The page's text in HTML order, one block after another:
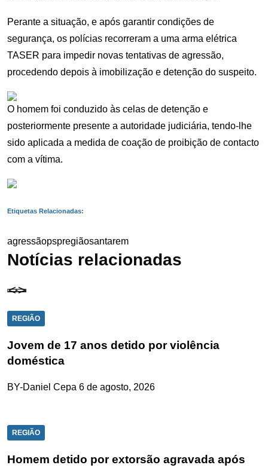
Perante a situação, e após garantir condições de
segurança, os polícias recorreram a uma arma elétrica
TASER para impedir novas tentativas de agressão,
procedendo depois à imobilização e detenção do suspeito.
O homem foi conduzido às celas de detenção e
posteriormente presente a autoridade judiciária, tendo-lhe
sido aplicada a medida de coação de proibição de contacto
com a vítima.
Etiquetas Relacionadas:
agressãopspregiãosantarem
Notícias relacionadas
REGIÃO
Jovem de 17 anos detido por violência
doméstica
BY-Daniel Cepa 6 de agosto, 2026
REGIÃO
Homem detido por extorsão agravada após